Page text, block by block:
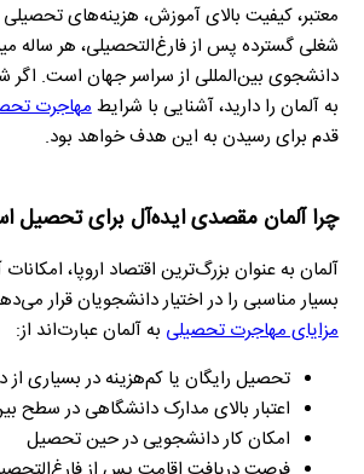
معتبر، کیفیت بالای آموزش، هزینه‌های
شغلی گسترده پس از فارغ‌التحصیلی، هر ساله
دانشجوی بین‌المللی از سراسر جهان است. اگر
به آلمان را دارید، آشنایی با شرایطمهاجرت
قدم برای رسیدن به این هدف خواهد بود.
چرا آلمان مقصدی ایده‌آل برای تحصیل
آلمان به عنوان بزرگ‌ترین اقتصاد اروپا،
بسیار مناسبی را در اختیار دانشجویان قرار
مزایای مهاجرت تحصیلی به آلمان عبارت‌اند از:
تحصیل رایگان یا کم‌هزینه در بسیاری از
اعتبار بالای مدارک دانشگاهی در سطح
امکان کار دانشجویی در حین تحصیل